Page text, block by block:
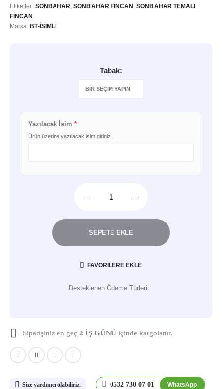
Etiketler: SONBAHAR,SONBAHAR FINCAN ,SONBAHAR TEMALI
FINCAN
Marka: BT-İSIMLI
Tabak
Yazılacak İsim *
Ürün üzerine yazılacak isim giriniz.
SEPETE EKLE
FAVORILERE EKLE
Desteklenen Ödeme Türleri:
Siparişiniz en geç 2 İŞ GÜNÜ içinde kargolanır.
Size yardımcı olabiliriz. 0532 730 07 01 WhatsApp